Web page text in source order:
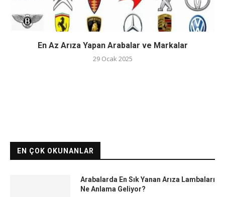
En Az Arıza Yapan Arabalar ve Markalar
29 Ocak 2025
EN ÇOK OKUNANLAR
Arabalarda En Sık Yanan Arıza Lambaları
Ne Anlama Geliyor?